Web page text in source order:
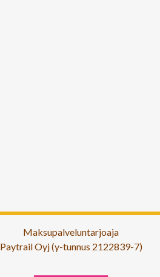
Maksupalveluntarjoaja
Paytrail Oyj (y-tunnus 2122839-7)